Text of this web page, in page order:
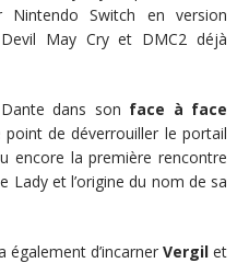
Switch en version
May Cry et DMC2 déjà
dans son face à face
point de déverrouiller le portail
encore la première rencontre
Lady et l’origine du nom de sa
également d’incarner Vergil et